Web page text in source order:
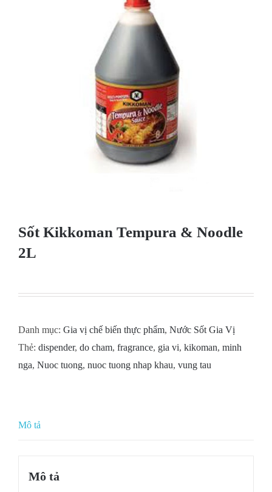
Sốt Kikkoman Tempura & Noodle
2L
Danh mục: Gia vị chế biến thực phẩm, Nước Sốt Gia Vị
Thẻ: dispender, do cham, fragrance, gia vi, kikoman, minh
nga, Nuoc tuong, nuoc tuong nhap khau, vung tau
Mô tả
Mô tả